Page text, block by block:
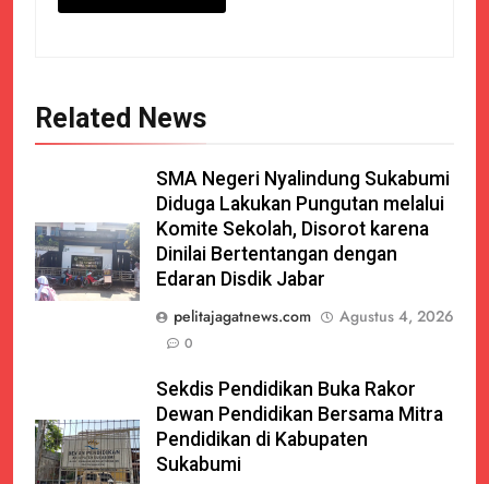
Related News
SMA Negeri Nyalindung Sukabumi
Diduga Lakukan Pungutan melalui
Komite Sekolah, Disorot karena
Dinilai Bertentangan dengan
Edaran Disdik Jabar
pelitajagatnews.com
Agustus 4, 2026
0
Sekdis Pendidikan Buka Rakor
Dewan Pendidikan Bersama Mitra
Pendidikan di Kabupaten
Sukabumi